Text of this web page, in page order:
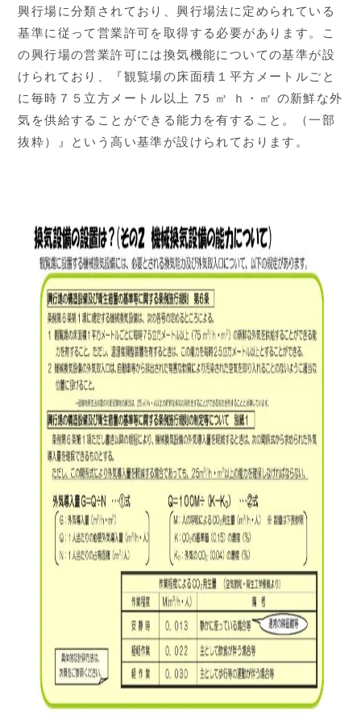
興行場に分類されており、興行場法に定められている
基準に従って営業許可を取得する必要があります。こ
の興行場の営業許可には換気機能についての基準が設
けられており、『観覧場の床面積１平方メートルごと
に毎時７５立方メートル以上 75 ㎥ ｈ・㎡ の新鮮な外
気を供給することができる能力を有すること。（一部
抜粋）』という高い基準が設けられております。